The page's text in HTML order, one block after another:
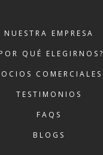
NUESTRA EMPRESA
QUÉ ELEGIRNOS?
COMERCIALES
TESTIMONIOS
FAQS
BLOGS